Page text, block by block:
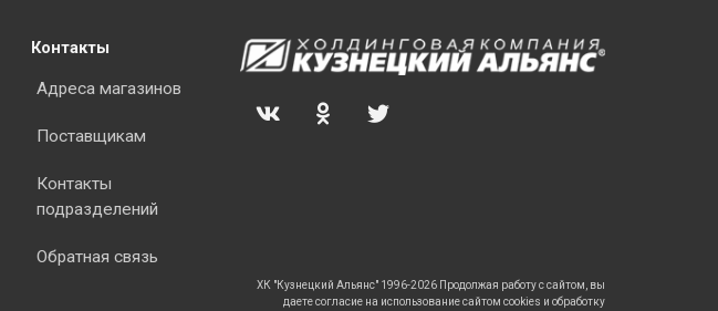
Контакты
Адреса магазинов
Поставщикам
Контакты
подразделений
Обратная связь
ХК "Кузнецкий Альянс" 1996-2026 Продолжая работу с сайтом, вы
даете согласие на использование сайтом cookies и обработку